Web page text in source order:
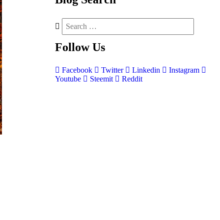
Follow Us
Facebook Twitter Linkedin
Instagram
Youtube
Steemit Reddit